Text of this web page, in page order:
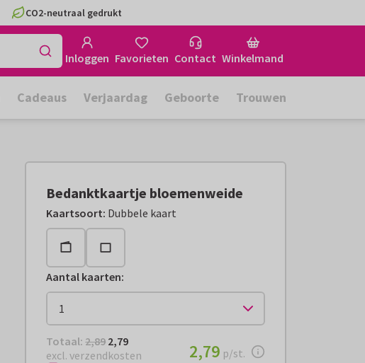
CO2-neutraal gedrukt
Inloggen Favorieten Contact Winkelmand
Cadeaus Verjaardag Geboorte Trouwen
Bedanktkaartje bloemenweide
Kaartsoort: Dubbele kaart
Aantal kaarten:
Totaal: € 2,79
Totaal: 2,89 2,79
excl. verzendkosten
€ 2,79per stuk
2,79 p/st.